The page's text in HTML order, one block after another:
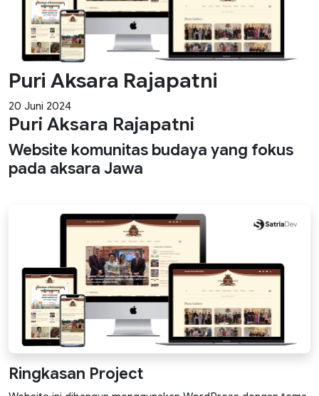
Puri Aksara Rajapatni
20 Juni 2024
Puri Aksara Rajapatni
Website komunitas budaya yang fokus
pada aksara Jawa
Ringkasan Project